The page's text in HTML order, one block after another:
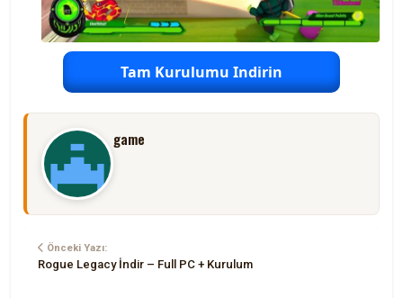
Tam Kurulumu Indirin
game
Önceki Yazı:
Rogue Legacy İndir – Full PC + Kurulum